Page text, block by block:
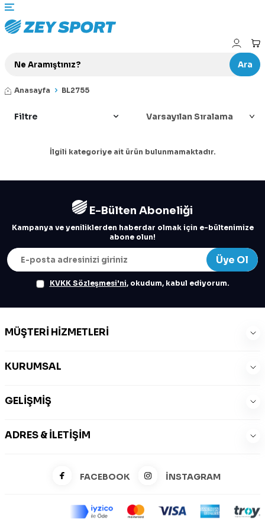
Ara
Anasayfa BL2755
Filtre
İlgili kategoriye ait ürün bulunmamaktadır.
E-Bülten Aboneliği
Kampanya ve yeniliklerden haberdar olmak için e-bültenimize
abone olun!
Üye Ol
KVKK Sözleşmesi'ni, okudum, kabul ediyorum.
MÜŞTERI HIZMETLERI
KURUMSAL
GELIŞMIŞ
ADRES & İLETIŞIM
FACEBOOK İNSTAGRAM